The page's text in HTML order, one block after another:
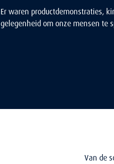
Er waren productdemonstraties,
gelegenheid om onze mensen te
Van de